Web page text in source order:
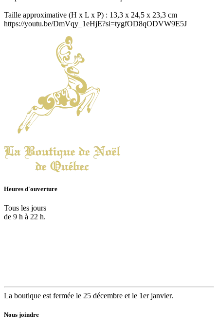
Taille approximative (H x L x P) : 13,3 x 24,5 x 23,3 cm
https://youtu.be/DmVqy_1eHjE?si=tygfOD8qODVW9E5J
Heures d'ouverture
Tous les jours
de 9 h à 22 h.
La boutique est fermée le 25 décembre et le 1er janvier.
Nous joindre